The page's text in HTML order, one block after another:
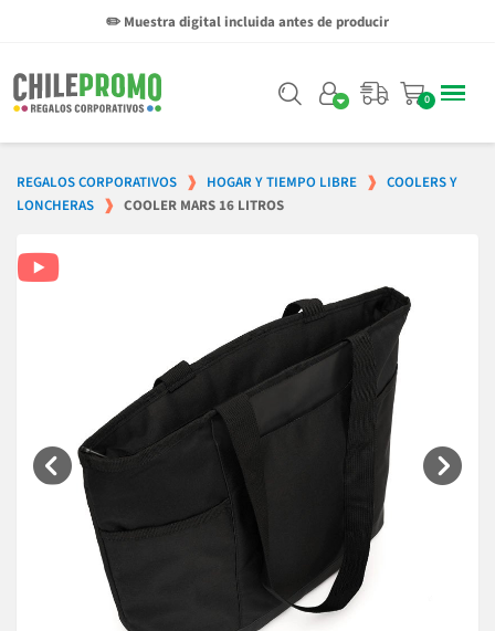
✏️ Muestra digital incluida antes de producir
REGALOS CORPORATIVOS HOGAR Y TIEMPO LIBRE
COOLERS Y
LONCHERAS
COOLER MARS 16 LITROS